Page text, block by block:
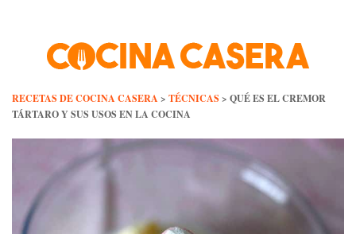
RECETAS DE COCINA CASERA > TÉCNICAS > QUÉ ES EL CREMOR
TÁRTARO Y SUS USOS EN LA COCINA